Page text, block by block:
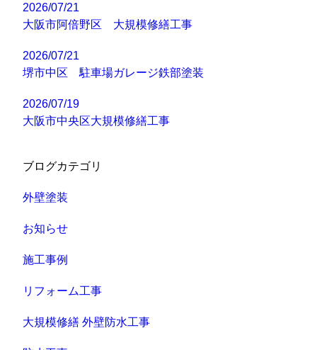
2026/07/21
大阪市阿倍野区 大規模修繕工事
2026/07/21
堺市中区 駐車場ガレージ鉄部塗装
2026/07/19
大阪市中央区大規模修繕工事
ブログカテゴリ
外壁塗装
お知らせ
施工事例
リフォーム工事
大規模修繕 外壁防水工事